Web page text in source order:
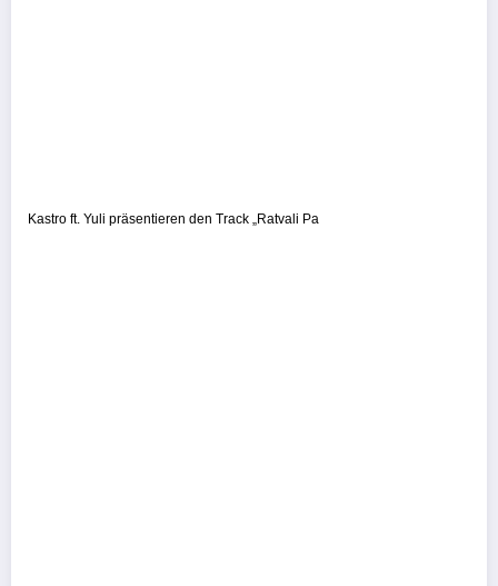
Kastro ft. Yuli präsentieren den Track „Ratvali Pa